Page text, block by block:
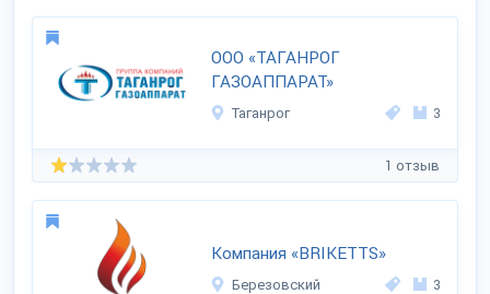
ООО «ТАГАНРОГ
ГАЗОАППАРАТ»
Таганрог 3
1 отзыв
Компания «BRIKETTS»
Березовский 3